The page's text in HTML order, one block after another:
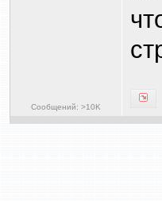
Сообщений: >10K